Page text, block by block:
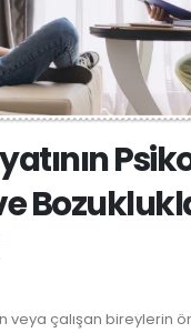
veya çalışan bireylerin